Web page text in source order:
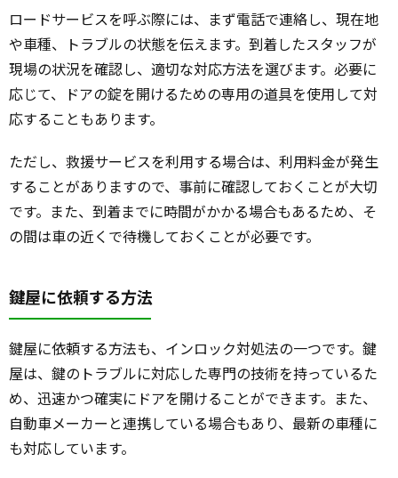
ロードサービスを呼ぶ際には、まず電話で連絡し、現在地
や車種、トラブルの状態を伝えます。到着したスタッフが
現場の状況を確認し、適切な対応方法を選びます。必要に
応じて、ドアの錠を開けるための専用の道具を使用して対
応することもあります。
ただし、救援サービスを利用する場合は、利用料金が発生
することがありますので、事前に確認しておくことが大切
です。また、到着までに時間がかかる場合もあるため、そ
の間は車の近くで待機しておくことが必要です。
鍵屋に依頼する方法
鍵屋に依頼する方法も、インロック対処法の一つです。鍵
屋は、鍵のトラブルに対応した専門の技術を持っているた
め、迅速かつ確実にドアを開けることができます。また、
自動車メーカーと連携している場合もあり、最新の車種に
も対応しています。